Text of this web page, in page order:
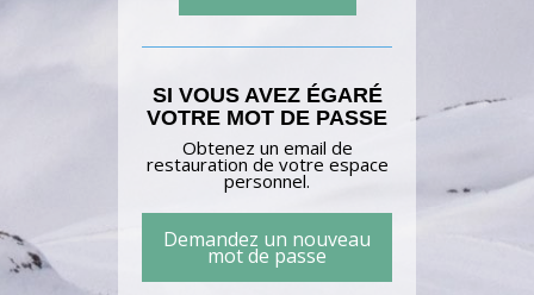
SI VOUS AVEZ ÉGARÉ
VOTRE MOT DE PASSE
Obtenez un email de
restauration de votre espace
personnel.
Demandez un nouveau
mot de passe